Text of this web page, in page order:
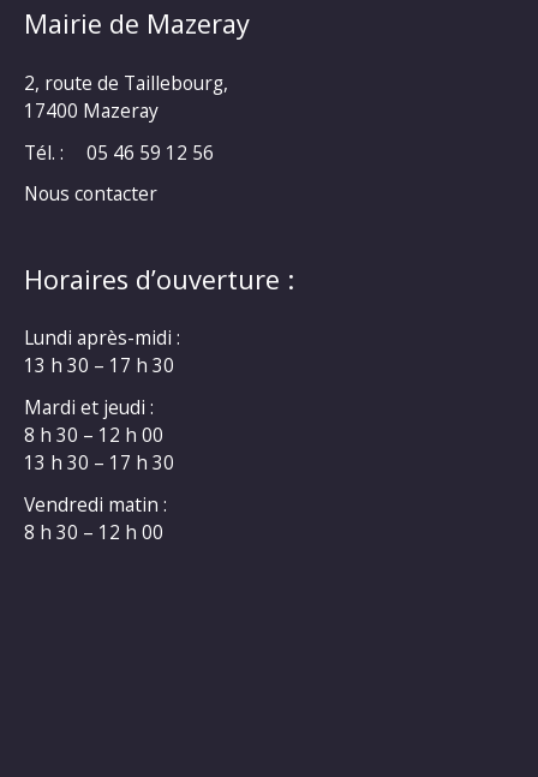
Mairie de Mazeray
2, route de Taillebourg,
17400 Mazeray
Tél. :
05 46 59 12 56
Nous contacter
Horaires d’ouverture :
Lundi après-midi :
13 h 30 – 17 h 30
Mardi et jeudi :
8 h 30 – 12 h 00
13 h 30 – 17 h 30
Vendredi matin :
8 h 30 – 12 h 00